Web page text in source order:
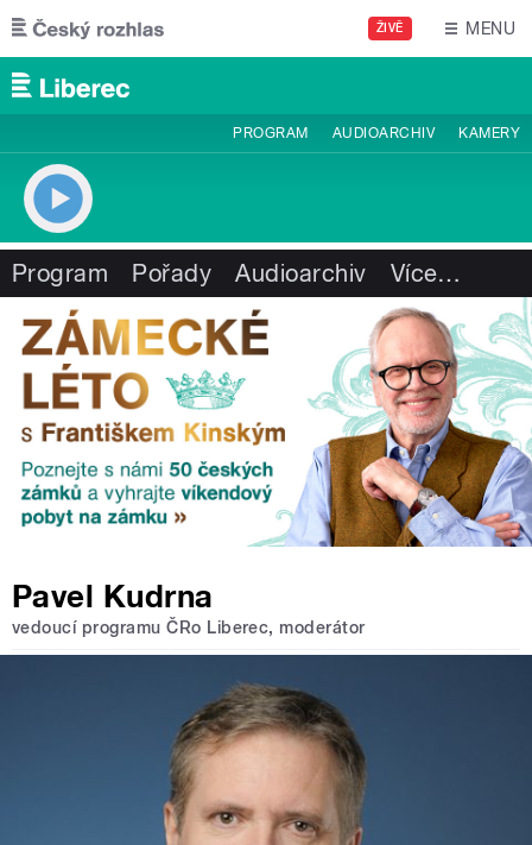
Přejít k hlavnímu obsahu
ŽIVĚ MENU
PROGRAM AUDIOARCHIV KAMERY
Program Pořady Audioarchiv Více…
Pavel Kudrna
vedoucí programu ČRo Liberec, moderátor